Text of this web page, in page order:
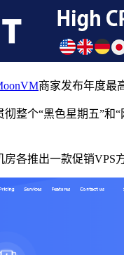
商家发布年度最
整个“黑色星期五”
各推出一款促销